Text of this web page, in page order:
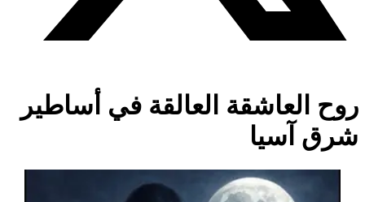
روح العاشقة العالقة في أساطير
شرق آسيا